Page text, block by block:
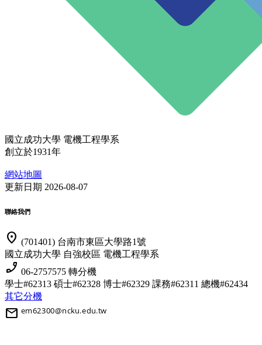
國立成功大學 電機工程學系
創立於1931年
網站地圖
更新日期 2026-08-07
聯絡我們
location_on (701401) 台南市東區大學路1號
國立成功大學 自強校區 電機工程學系
phone_enabled 06-2757575 轉分機
學士#62313 碩士#62328 博士#62329 課務#62311 總機#62434
其它分機
mail